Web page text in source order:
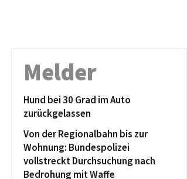
Melder
Hund bei 30 Grad im Auto
zurückgelassen
Von der Regionalbahn bis zur
Wohnung: Bundespolizei
vollstreckt Durchsuchung nach
Bedrohung mit Waffe